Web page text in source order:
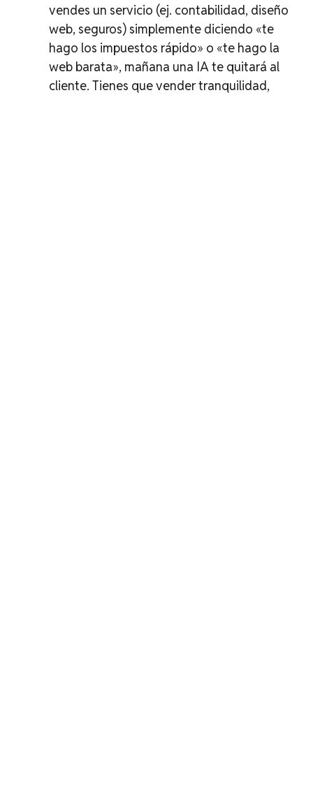
vendes un servicio (ej. contabilidad, diseño
web, seguros) simplemente diciendo «te
hago los impuestos rápido» o «te hago la
web barata», mañana una IA te quitará al
cliente. Tienes que vender tranquilidad,